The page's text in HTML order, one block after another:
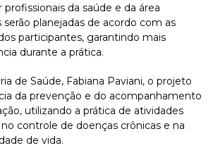
da saúde e da área
serão planejadas de acordo com as
participantes, garantindo mais
durante a prática.
de Saúde, Fabiana Paviani, o projeto
da prevenção e do acompanhamento
utilizando a prática de atividades
controle de doenças crônicas e na
de vida.